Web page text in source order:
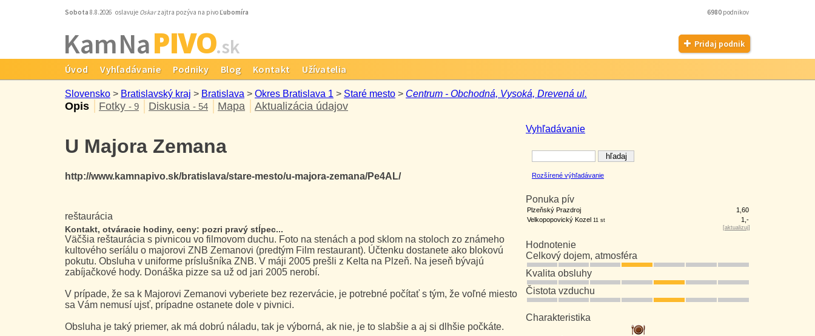
Sobota 8.8.2026 oslavuje Oskarzajtra pozýva na pivo Ľubomíra 6980 podnikov
Kam NaPIVO.sk Pridaj podnik
Úvod Vyhľadávanie Podniky Blog Kontakt Užívatelia
Slovensko > Bratislavský kraj > Bratislava > Okres Bratislava 1 > Staré mesto > Centrum - Obchodná, Vysoká, Drevená ul.
Opis Fotky - 9 Diskusia - 54 Mapa Aktualizácia údajov
Vyhľadávanie
Rozšírené výhľadávanie
Ponuka pív
Plzeňský Prazdroj
1,60
Velkopopovický Kozel 11 st 1,-
[aktualizuj]
Hodnotenie
Celkový dojem, atmosféra
Kvalita obsluhy
Čistota vzduchu
Charakteristika
U Majora Zemana
http://www.kamnapivo.sk/bratislava/stare-mesto/u-majora-zemana/Pe4AL/
reštaurácia
Kontakt, otváracie hodiny, ceny: pozri pravý stĺpec...
Väčšia reštaurácia s pivnicou vo filmovom duchu. Foto na stenách a pod sklom na stoloch zo známeho
kultového seríálu o majorovi ZNB Zemanovi (predtým Film restaurant). Účtenku dostanete ako blokovú
pokutu. Obsluha v uniforme príslušníka ZNB. V máji 2005 prešli z Kelta na Plzeň. Na jeseň bývajú
zabíjačkové hody. Donáška pizze sa už od jari 2005 nerobí.
V prípade, že sa k Majorovi Zemanovi vyberiete bez rezervácie, je potrebné počítať s tým, že voľné miesto
sa Vám nemusí ujsť, prípadne ostanete dole v pivnici.
Obsluha je taký priemer, ak má dobrú náladu, tak je výborná, ak nie, je to slabšie a aj si dlhšie počkáte.